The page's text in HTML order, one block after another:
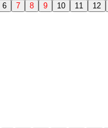
6 7 8 9 10 11 12